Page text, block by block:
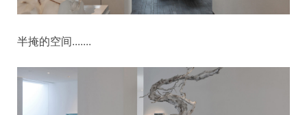
半掩的空间.......